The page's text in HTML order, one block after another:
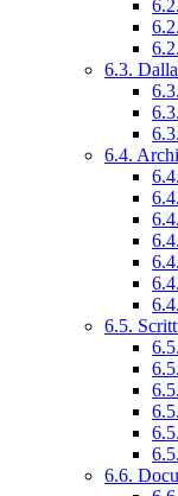
6.3.
6.4.
6.5.
6.6.